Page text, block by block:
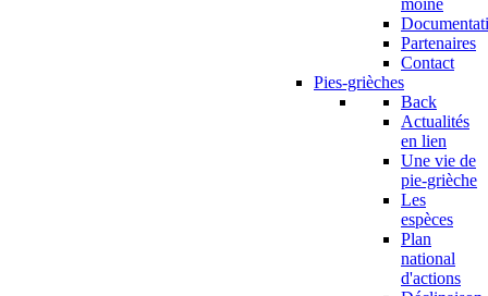
moine
Partenaires
Contact
Pies-grièches
Back
Actualités
en lien
Une vie de
pie-grièche
Les
espèces
Plan
national
d'actions